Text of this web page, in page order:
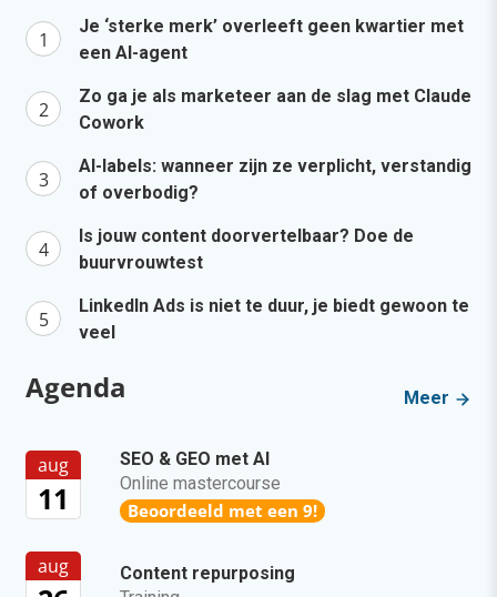
Je ‘sterke merk’ overleeft geen kwartier met
een AI-agent
Zo ga je als marketeer aan de slag met Claude
Cowork
AI-labels: wanneer zijn ze verplicht, verstandig
of overbodig?
Is jouw content doorvertelbaar? Doe de
buurvrouwtest
LinkedIn Ads is niet te duur, je biedt gewoon te
veel
Agenda Meer
aug
11
SEO & GEO met AI
Online mastercourse
Beoordeeld met een 9!
aug
Content repurposing